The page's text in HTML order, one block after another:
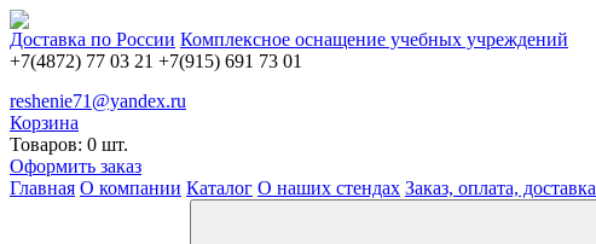
Доставка по России Комплексное оснащение учебных учреждений
+7(4872) 77 03 21 +7(915) 691 73 01
reshenie71@yandex.ru
Корзина
Товаров: 0 шт.
Оформить заказ
Главная О компании Каталог О наших стендах Заказ, оплата, доставка